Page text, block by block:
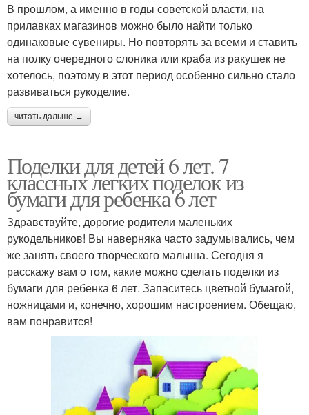
В прошлом, а именно в годы советской власти, на
прилавках магазинов можно было найти только
одинаковые сувениры. Но повторять за всеми и ставить
на полку очередного слоника или краба из ракушек не
хотелось, поэтому в этот период особенно сильно стало
развиваться рукоделие.
читать дальше →
Поделки для детей 6 лет. 7
классных легких поделок из
бумаги для ребенка 6 лет
Здравствуйте, дорогие родители маленьких
рукодельников! Вы наверняка часто задумывались, чем
же занять своего творческого малыша. Сегодня я
расскажу вам о том, какие можно сделать поделки из
бумаги для ребенка 6 лет. Запаситесь цветной бумагой,
ножницами и, конечно, хорошим настроением. Обещаю,
вам понравится!